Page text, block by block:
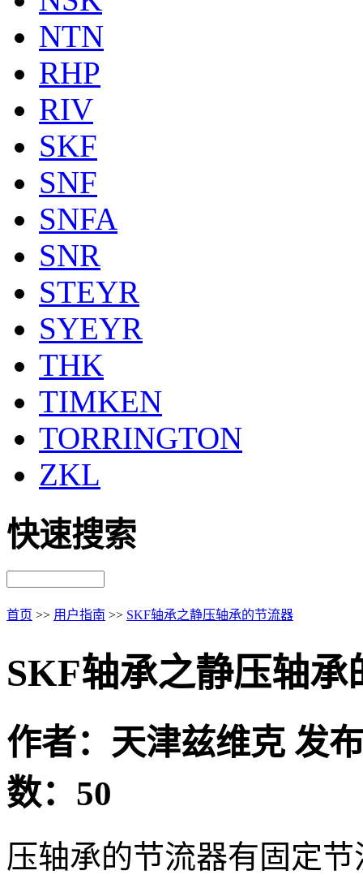
NTN
RHP
RIV
SKF
SNF
SNFA
SNR
STEYR
SYEYR
THK
TIMKEN
TORRINGTON
ZKL
快速搜索
首页 >> 用户指南 >> SKF轴承之静压轴承的节流器
SKF轴承之静压轴承
作者：天津兹维克 发
数：50
压轴承的节流器有固定